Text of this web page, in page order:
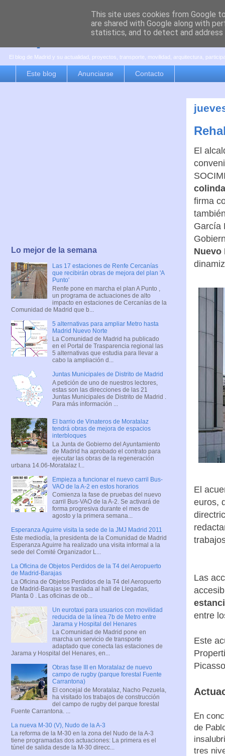
es por madrid
El blog de Madrid y su actualidad, proyectos, transporte, movilidad, arquitectura,
Este blog Anunciarse Contacto
El
firma
García
Nuevo
El
euros,
Las
entre
Este
En
de
tres
Lo mejor de la semana
Las 17 estaciones de Renfe Cercanías
que recibirán obras de mejora del plan 'A
Punto'
Renfe pone en marcha el plan A Punto ,
un programa de actuaciones de alto
impacto en estaciones de Cercanías de la
Comunidad de Madrid que b...
5 alternativas para ampliar Metro hasta
Madrid Nuevo Norte
La Comunidad de Madrid ha publicado
en el Portal de Trasparencia regional las
5 alternativas que estudia para llevar a
cabo la ampliación d...
Juntas Municipales de Distrito de Madrid
A petición de uno de nuestros lectores,
estas son las direcciones de las 21
Juntas Municipales de Distrito de Madrid .
Para más información ...
El barrio de Vinateros de Moratalaz
tendrá obras de mejora de espacios
interbloques
La Junta de Gobierno del Ayuntamiento
de Madrid ha aprobado el contrato para
ejecutar las obras de la regeneración
urbana 14.06-Moratalaz I...
Empieza a funcionar el nuevo carril Bus-
VAO de la A-2 en estos horarios
Comienza la fase de pruebas del nuevo
carril Bus-VAO de la A-2. Se activará de
forma progresiva durante el mes de
agosto y la primera semana...
Esperanza Aguirre visita la sede de la JMJ Madrid 2011
Este mediodía, la presidenta de la Comunidad de Madrid
Esperanza Aguirre ha realizado una visita informal a la
sede del Comité Organizador L...
La Oficina de Objetos Perdidos de la T4 del Aeropuerto
de Madrid-Barajas
La Oficina de Objetos Perdidos de la T4 del Aeropuerto
de Madrid-Barajas se traslada al hall de Llegadas,
Planta 0 . Las oficinas de ob...
Un eurotaxi para usuarios con movilidad
reducida de la línea 7b de Metro entre
Jarama y Hospital del Henares
La Comunidad de Madrid pone en
marcha un servicio de transporte
adaptado que conecta las estaciones de
Jarama y Hospital del Henares, en...
Obras fase III en Moratalaz de nuevo
campo de rugby (parque forestal Fuente
Carrantona)
El concejal de Moratalaz, Nacho Pezuela,
ha visitado los trabajos de construcción
del campo de rugby del parque forestal
Fuente Carrantona. ...
La nueva M-30 (V), Nudo de la A-3
La reforma de la M-30 en la zona del Nudo de la A-3
tiene programadas dos actuaciones: La primera es el
túnel de salida desde la M-30 direcc...
This site uses cookies from Google
are shared with Google along with
statistics, and to detect and address